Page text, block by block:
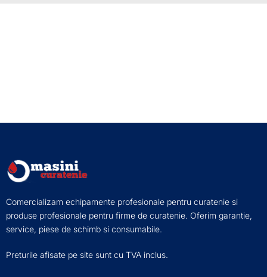
Comercializam echipamente profesionale pentru curatenie si
produse profesionale pentru firme de curatenie. Oferim garantie,
service, piese de schimb si consumabile.
Preturile afisate pe site sunt cu TVA inclus.